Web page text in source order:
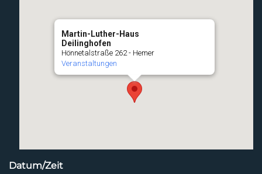
Martin-Luther-Haus
Deilinghofen
Hönnetalstraße 262 - Hemer
Veranstaltungen
Datum/Zeit